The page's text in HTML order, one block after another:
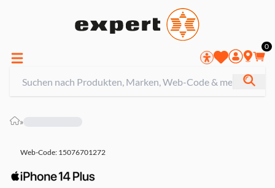
0
»
Web-Code: 15076701272